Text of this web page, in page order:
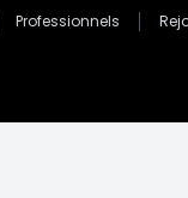
Professionnels